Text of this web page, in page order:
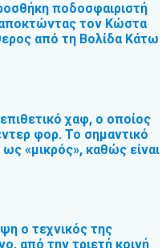
ποδοσφαιριστή
τον Κώστα
από τη Βολίδα Κάτω
επιθετικό χαφ, ο οποίος
φορ. Το σημαντικό
ως «μικρός», καθώς είναι
ο τεχνικός της
από την τριετή κοινή